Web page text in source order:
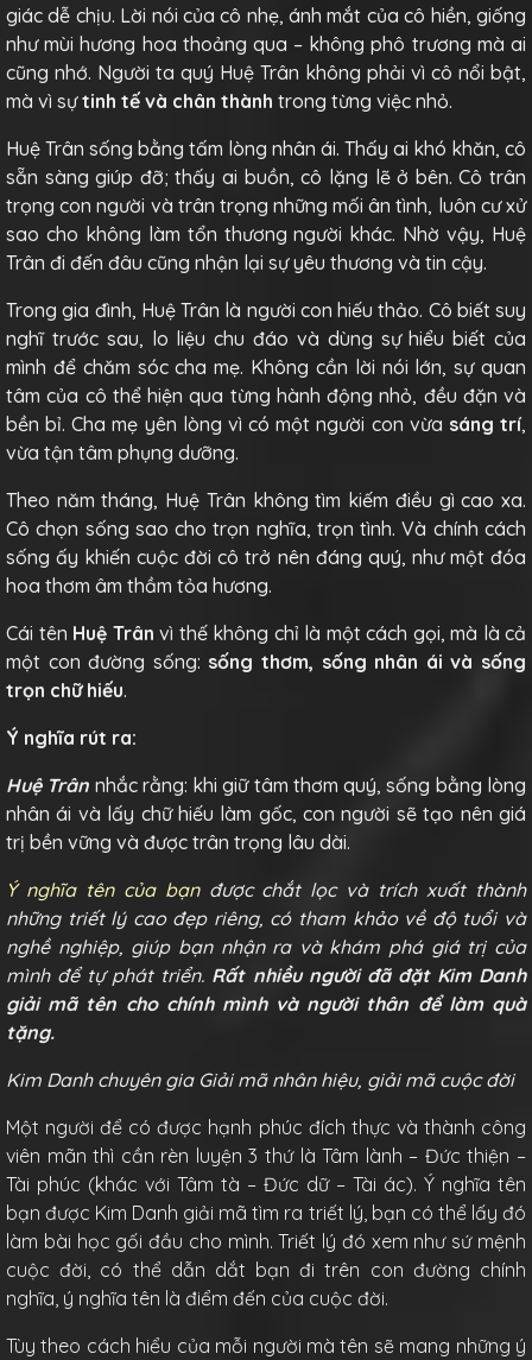
giác dễ chịu. Lời nói của cô nhẹ, ánh mắt của cô hiền, giống
như mùi hương hoa thoảng qua – không phô trương mà ai
cũng nhớ. Người ta quý Huệ Trân không phải vì cô nổi bật,
mà vì sựtinh tế và chân thành trong từng việc nhỏ.
Huệ Trân sống bằng tấm lòng nhân ái. Thấy ai khó khăn, cô
sẵn sàng giúp đỡ; thấy ai buồn, cô lặng lẽ ở bên. Cô trân
trọng con người và trân trọng những mối ân tình, luôn cư xử
sao cho không làm tổn thương người khác. Nhờ vậy, Huệ
Trân đi đến đâu cũng nhận lại sự yêu thương và tin cậy.
Trong gia đình, Huệ Trân là người con hiếu thảo. Cô biết suy
nghĩ trước sau, lo liệu chu đáo và dùng sự hiểu biết của
mình để chăm sóc cha mẹ. Không cần lời nói lớn, sự quan
tâm của cô thể hiện qua từng hành động nhỏ, đều đặn và
bền bỉ. Cha mẹ yên lòng vì có một người con vừa sáng trí,
vừa tận tâm phụng dưỡng.
Theo năm tháng, Huệ Trân không tìm kiếm điều gì cao xa.
Cô chọn sống sao cho trọn nghĩa, trọn tình. Và chính cách
sống ấy khiến cuộc đời cô trở nên đáng quý, như một đóa
hoa thơm âm thầm tỏa hương.
Cái tên Huệ Trân vì thế không chỉ là một cách gọi, mà là cả
một con đường sống: sống thơm, sống nhân ái và sống
trọn chữ hiếu.
Ý nghĩa rút ra:
Huệ Trân nhắc rằng: khi giữ tâm thơm quý, sống bằng lòng
nhân ái và lấy chữ hiếu làm gốc, con người sẽ tạo nên giá
trị bền vững và được trân trọng lâu dài.
Ý nghĩa tên của bạnđược chắt lọc và trích xuất thành
những triết lý cao đẹp riêng, có tham khảo về độ tuổi và
nghề nghiệp, giúp bạn nhận ra và khám phá giá trị của
mình để tự phát triển. Rất nhiều người đã đặt Kim Danh
giải mã tên cho chính mình và người thân để làm quà
tặng.
Kim Danh chuyên gia Giải mã nhân hiệu, giải mã cuộc đời
Một người để có được hạnh phúc đích thực và thành công
viên mãn thì cần rèn luyện 3 thứ là Tâm lành – Đức thiện –
Tài phúc (khác với Tâm tà – Đức dữ – Tài ác). Ý nghĩa tên
bạn được Kim Danh giải mã tìm ra triết lý, bạn có thể lấy đó
làm bài học gối đầu cho mình. Triết lý đó xem như sứ mệnh
cuộc đời, có thể dẫn dắt bạn đi trên con đường chính
nghĩa, ý nghĩa tên là điểm đến của cuộc đời.
Tùy theo cách hiểu của mỗi người mà tên sẽ mang những ý